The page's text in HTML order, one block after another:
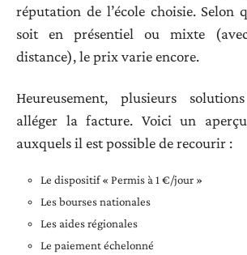
réputation de l’école choisie. Selon
soit en présentiel ou mixte
distance), le prix varie encore.
Heureusement, plusieurs
alléger la facture. Voici un
auxquels il est possible de recourir :
Le dispositif « Permis à 1 €/jour »
Les bourses nationales
Les aides régionales
Le paiement échelonné